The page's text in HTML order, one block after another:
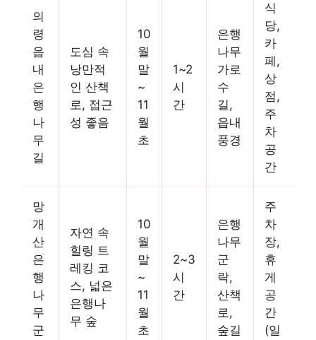
의
령
읍
내
은
행
나
무
길
도심 속
낭만적
인 산책
로, 접근
성 좋음
10
월
말
~
11
월
초
1~2
시
간
은행
나무
가로
수
길,
읍내
풍경
식
당,
카
페,
상
점,
주
차
공
간
망
개
산
은
행
나
무
군
자연 속
힐링 트
레킹 코
스, 넓은
은행나
무 숲
10
월
말
~
11
월
초
2~3
시
간
은행
나무
군
락,
산책
로,
숲길
주
차
장,
휴
게
공
간
(일